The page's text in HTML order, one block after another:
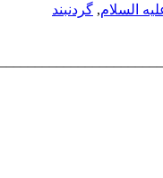
السلام, گردنبند